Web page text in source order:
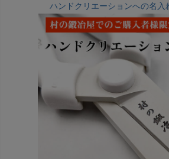
ハンドクリエーションへの名入